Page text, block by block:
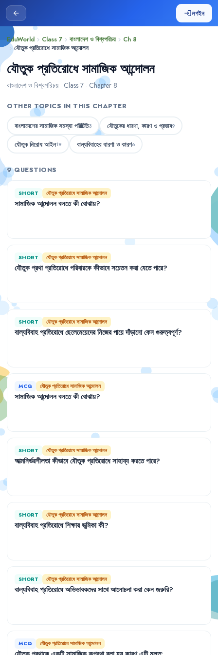
arrow_back loginলগইন
EduWorld chevron_right Class 7 chevron_right বাংলাদেশ ও বিশ্বপরিচয় chevron_right Ch 8
chevron_rightযৌতুক প্রতিরোধে সামাজিক আন্দোলন
যৌতুক প্রতিরোধে সামাজিক আন্দোলন
বাংলাদেশ ও বিশ্বপরিচয় · Class 7 · Chapter 8
OTHER TOPICS IN THIS CHAPTER
বাংলাদেশের সামাজিক সমস্যা পরিচিতি3 যৌতুকের ধারণা, কারণ ও প্রভাব9
যৌতুক নিরোধ আইন19 বাল্যবিবাহের ধারণা ও কারণ6
9 QUESTIONS
SHORT যৌতুক প্রতিরোধে সামাজিক আন্দোলন
সামাজিকআন্দোলনবলতেকীবোঝায়?
SHORT যৌতুক প্রতিরোধে সামাজিক আন্দোলন
যৌতুকপ্রথাপ্রতিরোধেপরিবারকেকীভাবেসচেতনকরাযেতেপারে?
SHORT যৌতুক প্রতিরোধে সামাজিক আন্দোলন
বাল্যবিবাহপ্রতিরোধেছেলেমেয়েদেরনিজেরপায়েদাঁড়ানোকেনগুরুত্বপূর্ণ?
MCQ যৌতুক প্রতিরোধে সামাজিক আন্দোলন
সামাজিকআন্দোলনবলতেকীবোঝায়?
SHORT যৌতুক প্রতিরোধে সামাজিক আন্দোলন
আত্মনির্ভরশীলতাকীভাবেযৌতুকপ্রতিরোধেসাহায্যকরতেপারে?
SHORT যৌতুক প্রতিরোধে সামাজিক আন্দোলন
বাল্যবিবাহপ্রতিরোধেশিক্ষারভূমিকাকী?
SHORT যৌতুক প্রতিরোধে সামাজিক আন্দোলন
বাল্যবিবাহপ্রতিরোধেঅভিভাবকদেরসাথেআলোচনাকরাকেনজরুরি?
MCQ যৌতুক প্রতিরোধে সামাজিক আন্দোলন